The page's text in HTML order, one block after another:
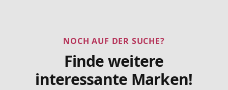
NOCH AUF DER SUCHE?
Finde weitere
interessante Marken!